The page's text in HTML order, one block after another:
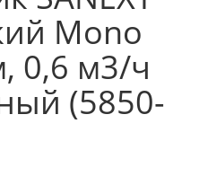
Mono
0,6 м3/ч
(5850-